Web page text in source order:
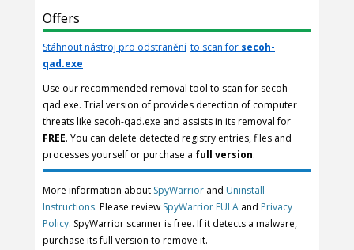
Offers
Stáhnout nástroj pro odstranění to scan for secoh-
qad.exe
Use our recommended removal tool to scan for secoh-
qad.exe. Trial version of provides detection of computer
threats like secoh-qad.exe and assists in its removal for
FREE. You can delete detected registry entries, files and
processes yourself or purchase a full version.
More information about SpyWarrior and Uninstall
Instructions. Please review SpyWarrior EULA and Privacy
Policy. SpyWarrior scanner is free. If it detects a malware,
purchase its full version to remove it.